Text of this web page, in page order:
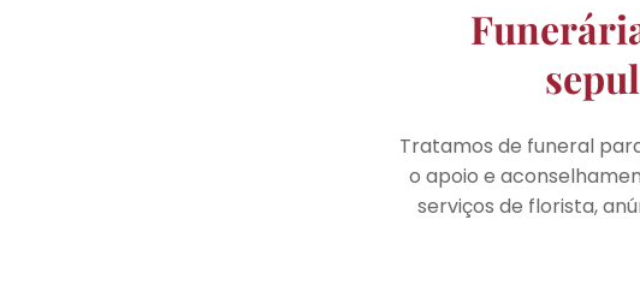
Tratamos de funeral
o apoio e
serviços de florista,